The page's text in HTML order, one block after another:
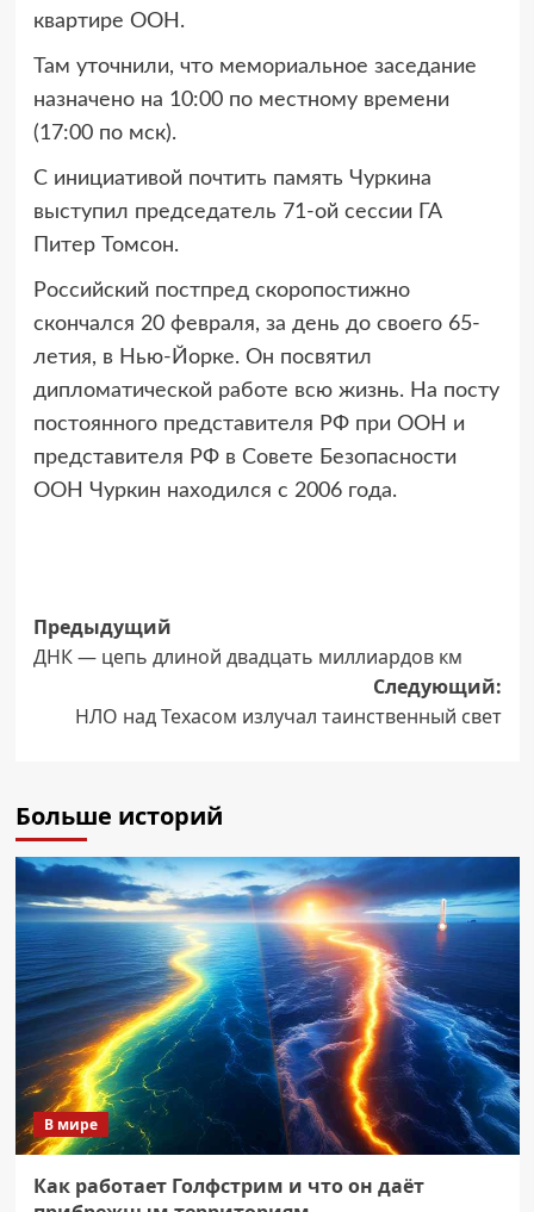
квартире ООН.
Там уточнили, что мемориальное заседание
назначено на 10:00 по местному времени
(17:00 по мск).
С инициативой почтить память Чуркина
выступил председатель 71-ой сессии ГА
Питер Томсон.
Российский постпред скоропостижно
скончался 20 февраля, за день до своего 65-
летия, в Нью-Йорке. Он посвятил
дипломатической работе всю жизнь. На посту
постоянного представителя РФ при ООН и
представителя РФ в Совете Безопасности
ООН Чуркин находился с 2006 года.
Навигация
записи
Предыдущий
ДНК — цепь длиной двадцать миллиардов км
Следующий:
НЛО над Техасом излучал таинственный свет
Больше историй
В мире
Как работает Голфстрим и что он даёт